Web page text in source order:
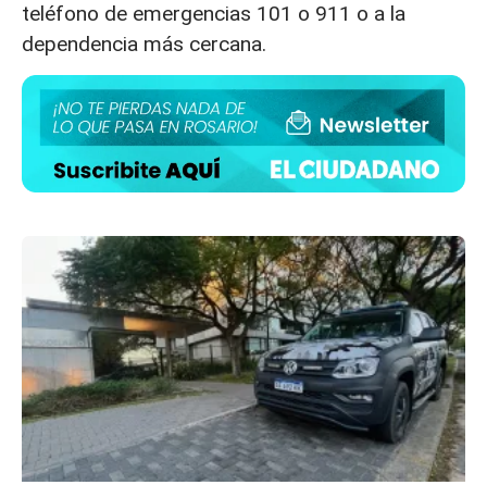
teléfono de emergencias 101 o 911 o a la
dependencia más cercana.